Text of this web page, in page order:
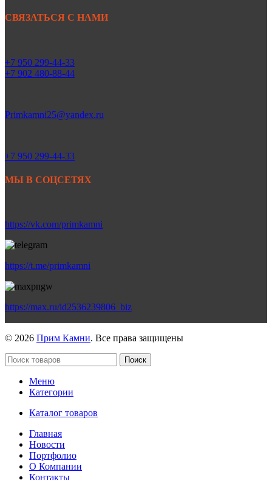
СВЯЗАТЬСЯ С НАМИ
+7 950 299-44-33
+7 902 480-88-44
Primkamni25@yandex.ru
+7 950 299-44-33
МЫ В СОЦСЕТЯХ
https://vk.com/primkamni
https://t.me/primkamni
https://max.ru/id2536239806_biz
© 2026 Прим Камни. Все права защищены
Поиск
Меню
Категории
Каталог товаров
Главная
Новости
Портфолио
О Компании
Контакты